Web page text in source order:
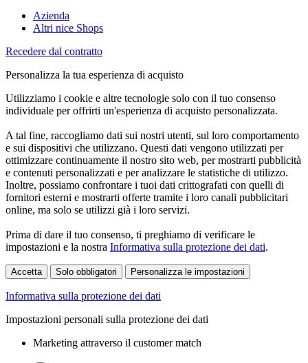
Azienda
Altri nice Shops
Recedere dal contratto
Personalizza la tua esperienza di acquisto
Utilizziamo i cookie e altre tecnologie solo con il tuo consenso
individuale per offrirti un'esperienza di acquisto personalizzata.
A tal fine, raccogliamo dati sui nostri utenti, sul loro comportamento
e sui dispositivi che utilizzano. Questi dati vengono utilizzati per
ottimizzare continuamente il nostro sito web, per mostrarti pubblicità
e contenuti personalizzati e per analizzare le statistiche di utilizzo.
Inoltre, possiamo confrontare i tuoi dati crittografati con quelli di
fornitori esterni e mostrarti offerte tramite i loro canali pubblicitari
online, ma solo se utilizzi già i loro servizi.
Prima di dare il tuo consenso, ti preghiamo di verificare le
impostazioni e la nostra Informativa sulla protezione dei dati.
Accetta Solo obbligatori Personalizza le impostazioni
Informativa sulla protezione dei dati
Impostazioni personali sulla protezione dei dati
Marketing attraverso il customer match